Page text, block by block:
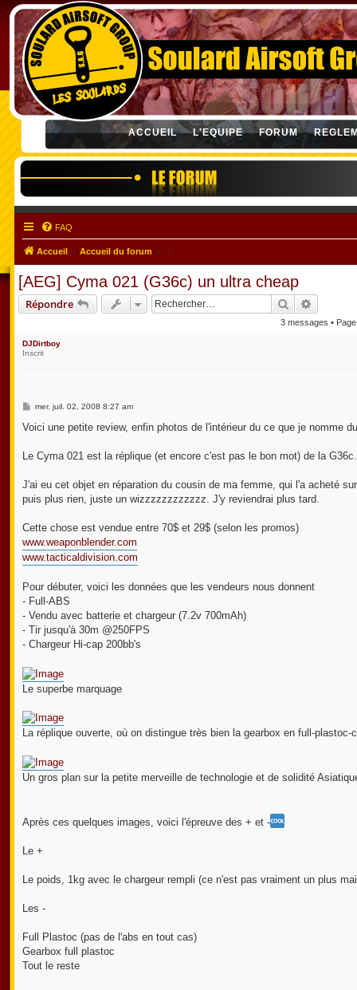
ACCUEIL L'EQUIPE FORUM
FAQ
Accueil Accueil du forum
[AEG] Cyma 021 (G36c) un ultra cheap
Répondre Rechercher
3 messages •
DJDirtboy
Inscrit
M
s
g
mer. juil. 02, 2008 8:27 am
Voici une petite review, enfin photos de l'intérieur du ce que je nomme
Le Cyma 021 est la réplique (et encore c'est pas le bon mot) de la G36c.
J'ai eu cet objet en réparation du cousin de ma femme, qui l'a acheté
puis plus rien, juste un wizzzzzzzzzzzz. J'y reviendrai plus tard.
Cette chose est vendue entre 70$ et 29$ (selon les promos)
www.weaponblender.com
www.tacticaldivision.com
Pour débuter, voici les données que les vendeurs nous donnent
- Full-ABS
- Vendu avec batterie et chargeur (7.2v 700mAh)
- Tir jusqu'à 30m @250FPS
- Chargeur Hi-cap 200bb's
Le superbe marquage
La réplique ouverte, où on distingue très bien la gearbox en full-
Un gros plan sur la petite merveille de technologie et de solidité
Après ces quelques images, voici l'épreuve des + et -
Le +
Le poids, 1kg avec le chargeur rempli (ce n'est pas vraiment un plus
Les -
Full Plastoc (pas de l'abs en tout cas)
Gearbox full plastoc
Tout le reste